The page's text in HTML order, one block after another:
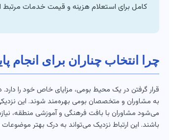
کامل برای استعلام هزینه و قیمت خدمات مرتبط
چرا انتخاب چناران برای انجام
قرار گرفتن در یک محیط بومی، مزایای خاص خود را
به مشاوران و متخصصان بومی بهره‌مند شوند. این
می‌شود مشاوران با بافت فرهنگی و آموزشی منطقه،
باشند. این ارتباط نزدیک می‌تواند به درک بهتر